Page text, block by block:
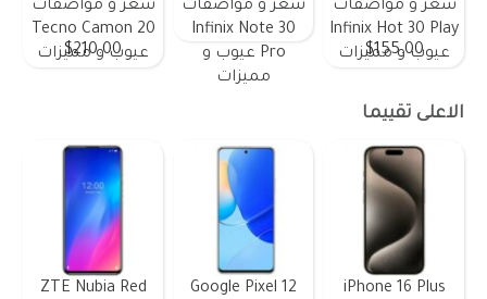
سعر و مواصفات
Infinix Hot 30 Play
عيوب و مميزات
$155.00
سعر و مواصفات
Infinix Note 30
Pro عيوب و
مميزات
سعر و مواصفات
Tecno Camon 20
عيوب و مميزات
$210.00
الاعلى تقييما
iPhone 16 Plus
Google Pixel 12
ZTE Nubia Red